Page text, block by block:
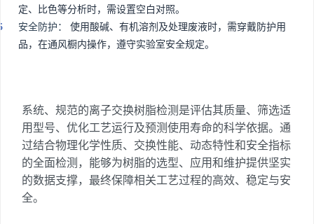
定、比色等分析时，需设置空白对照。
安全防护：
使用酸碱、有机溶剂及处理废液时，需穿戴防护用
品，在通风橱内操作，遵守实验室安全规定。
系统、规范的离子交换树脂检测是评估其质量、筛选适
用型号、优化工艺运行及预测使用寿命的科学依据。通
过结合物理化学性质、交换性能、动态特性和安全指标
的全面检测，能够为树脂的选型、应用和维护提供坚实
的数据支撑，最终保障相关工艺过程的高效、稳定与安
全。